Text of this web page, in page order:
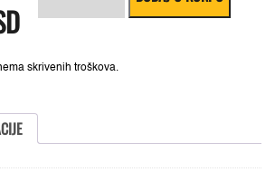
RSD.
RSD.
skrivenih troškova.
set
metalnim